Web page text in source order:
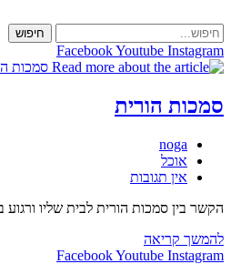
to
content
חיפוש
FacebookYoutube Instagram
סמכות הורית
מחבר:
noga
קטגוריה:
אוכל
תגובות:
אין תגובות
הקשר בין סמכות הורית לבית שליו
להמשך קריאהסמכות
הוריתFacebookYoutube Instagram